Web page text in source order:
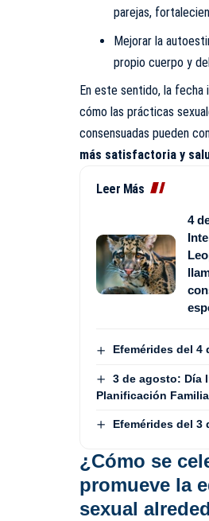
parejas,
Mejorar la
propio cuerpo y
En este sentido, la
cómo las prácticas
consensuadas pueden
más satisfactoria y
Leer Más
4
Efemérides del 4
3 de agosto: Día
Planificación
Efemérides del 3
¿Cómo se
promueve la
sexual